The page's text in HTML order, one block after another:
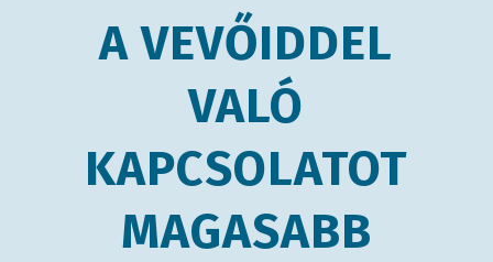
A VEVŐIDDEL
VALÓ
KAPCSOLATOT
MAGASABB